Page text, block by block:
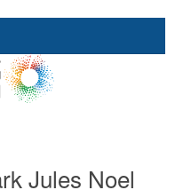
Jules Noel